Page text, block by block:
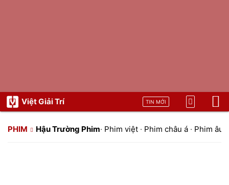
Việt Giải Trí TIN MỚI
PHIM Hậu Trường Phim· Phim việt · Phim châu á · Phim âu